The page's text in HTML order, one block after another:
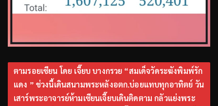
ตามรอยเซียน โดย เจี๊ยบ บางกรวย “สมเด็จวัดระฆังพิมพ์รัก
แดง ” ช่วงนี้เดินสนามพระหลังอตก.บ่อยแทบทุกอาทิตย์ วัน
เสาร์พระอาจารย์ห้ามเซียนเจี๊ยบเดินติดตาม กลัวแย่งพระ